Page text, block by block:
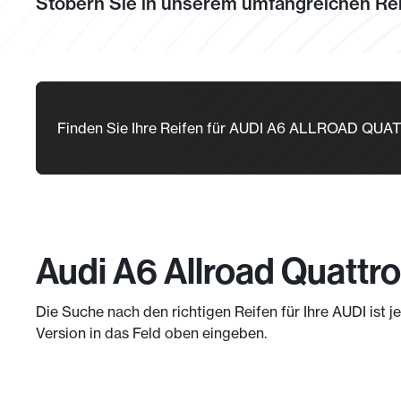
Finden Sie Ihre Reifen für AUDI A6 ALLROAD
Audi A6 Allroad
Die Suche nach den richtigen Reifen für Ihre AUDI ist
Version in das Feld oben eingeben.